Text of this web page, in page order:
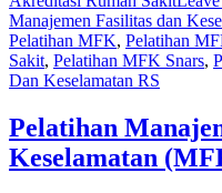
Manajemen Fasilitas dan
Pelatihan MFK, Pelatihan
Sakit, Pelatihan MFK Snars,
Dan Keselamatan RS
Pelatihan
Keselamatan